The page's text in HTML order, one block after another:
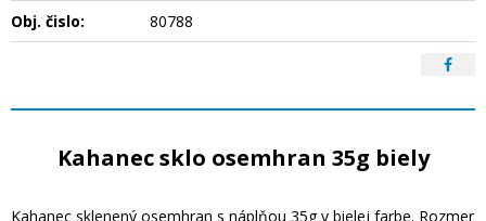
Obj. čislo:
80788
Kahanec sklo osemhran 35g biely
Kahanec sklenený osemhran s náplňou 35g v bielej farbe. Rozmer